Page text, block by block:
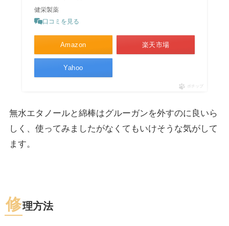
健栄製薬
口コミを見る
Amazon 楽天市場
Yahoo
ポチップ
無水エタノールと綿棒はグルーガンを外すのに良いら
しく、使ってみましたがなくてもいけそうな気がして
ます。
修理方法